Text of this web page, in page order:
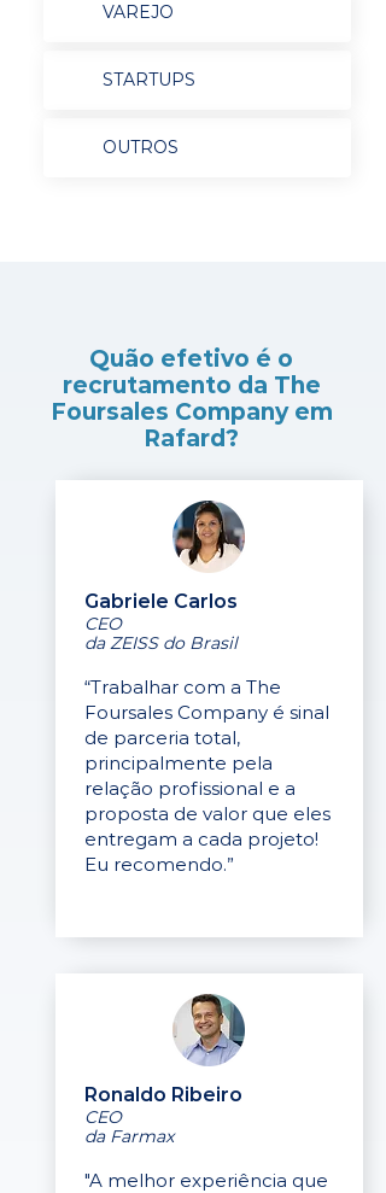
VAREJO
STARTUPS
OUTROS
Quão efetivo é o
recrutamento da The
Foursales Company em
Rafard?
Gabriele Carlos
CEO
da ZEISS do Brasil
“Trabalhar com a The
Foursales Company é sinal
de parceria total,
principalmente pela
relação profissional e a
proposta de valor que eles
entregam a cada projeto!
Eu recomendo.”
Ronaldo Ribeiro
CEO
da Farmax
"A melhor experiência que